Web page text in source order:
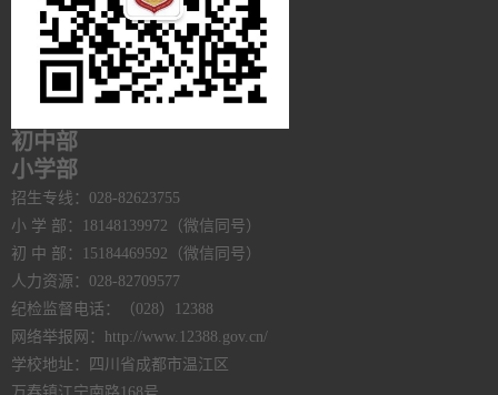
初中部
小学部
招生专线：028-82623755
小 学 部：18148139972（微信同号）
初 中 部：15184469592（微信同号）
人力资源：028-82709577
纪检监督电话：（028）12388
网络举报网：http://www.12388.gov.cn/
学校地址：四川省成都市温江区